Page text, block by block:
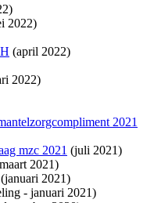
2022)
(april 2022)
2022)
2021
mzc 2021 (juli 2021)
2021)
(januari 2021)
- januari 2021)